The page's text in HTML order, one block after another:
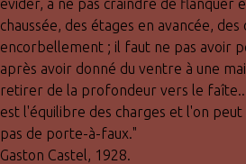
évider, à ne pas craindre de flanquer
chaussée, des étages en avancée, des
encorbellement ; il faut ne pas avoir
après avoir donné du ventre à une
retirer de la profondeur vers le
est l'équilibre des charges et l'on
pas de porte-à-faux."
Gaston Castel, 1928.